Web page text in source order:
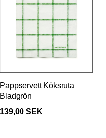
Pappservett Köksruta
Bladgrön
139,00 SEK